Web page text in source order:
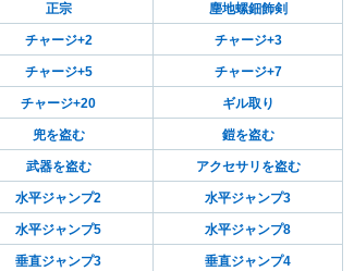
正宗 塵地螺鈿飾剣
チャージ+2 チャージ+3
チャージ+5 チャージ+7
チャージ+20 ギル取り
兜を盗む 鎧を盗む
武器を盗む アクセサリを盗む
水平ジャンプ2 水平ジャンプ3
水平ジャンプ5 水平ジャンプ8
垂直ジャンプ3 垂直ジャンプ4